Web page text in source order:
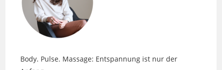
Body. Pulse. Massage: Entspannung ist nur der